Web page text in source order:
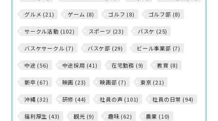
グルメ (21) ゲーム (8) ゴルフ (8) ゴルフ部 (8)
サークル活動 (102) スポーツ (23) バスケ (25)
バスケサークル (7) バスケ部 (29) ビール事業部 (7)
中途 (56) 中途採用 (41) 在宅勤務 (9) 教育 (8)
新卒 (67) 映画 (23) 映画部 (7) 東京 (21)
沖縄 (32) 研修 (44) 社員の声 (101) 社員の日常 (94)
福利厚生 (43) 観光 (9) 趣味 (62) 農業 (10)